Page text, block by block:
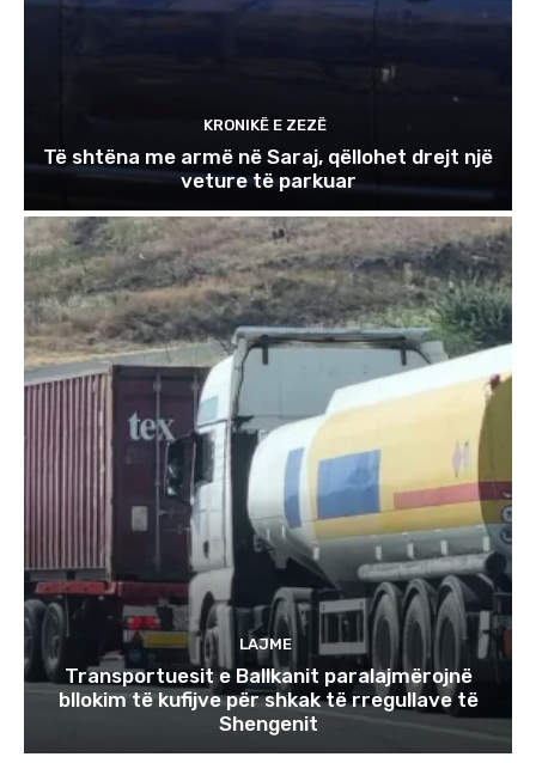
KRONIKË E ZEZË
Të shtëna me armë në Saraj, qëllohet drejt një
veture të parkuar
LAJME
Transportuesit e Ballkanit paralajmërojnë
bllokim të kufijve për shkak të rregullave të
Shengenit